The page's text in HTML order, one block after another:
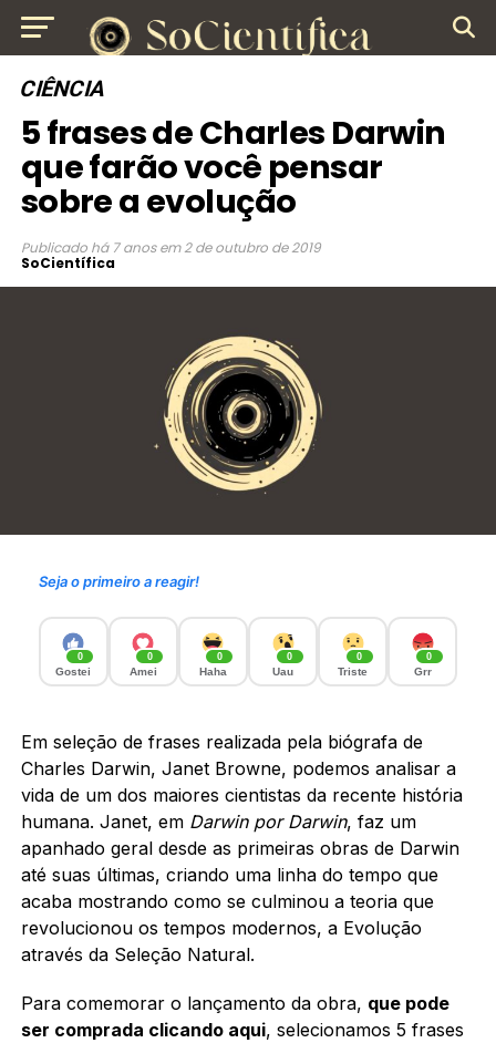
CIÊNCIA
5 frases de Charles Darwin
que farão você pensar
sobre a evolução
Publicado há 7 anos em 2 de outubro de 2019
SoCientífica
Seja o primeiro a reagir!
0
Gostei
0
Amei
0
Haha
0
Uau
0
Triste
0
Grr
Em seleção de frases realizada pela biógrafa de
Charles Darwin, Janet Browne, podemos analisar a
vida de um dos maiores cientistas da recente história
humana. Janet, em Darwin por Darwin, faz um
apanhado geral desde as primeiras obras de Darwin
até suas últimas, criando uma linha do tempo que
acaba mostrando como se culminou a teoria que
revolucionou os tempos modernos, a Evolução
através da Seleção Natural.
Para comemorar o lançamento da obra, que pode
ser comprada clicando aqui, selecionamos 5 frases